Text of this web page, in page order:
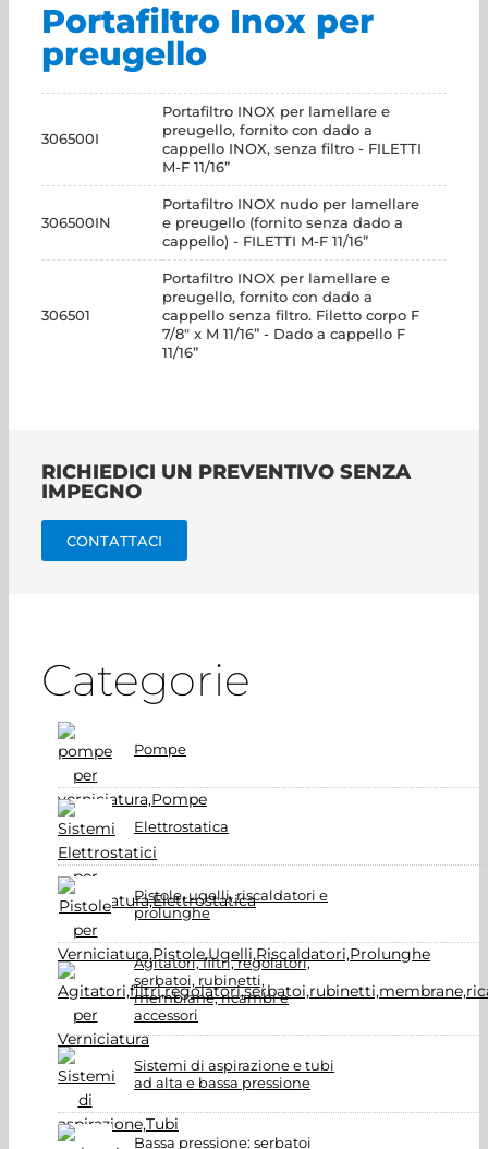
Portafiltro Inox per
preugello
306500I
Portafiltro INOX per lamellare e
preugello, fornito con dado a
cappello INOX, senza filtro - FILETTI
M-F 11/16”
306500IN
Portafiltro INOX nudo per lamellare
e preugello (fornito senza dado a
cappello) - FILETTI M-F 11/16”
306501
Portafiltro INOX per lamellare e
preugello, fornito con dado a
cappello senza filtro. Filetto corpo F
7/8" x M 11/16” - Dado a cappello F
11/16”
RICHIEDICI UN PREVENTIVO SENZA
IMPEGNO
CONTATTACI
Categorie
Pompe
Elettrostatica
Pistole, ugelli, riscaldatori e
prolunghe
Agitatori, filtri, regolatori,
serbatoi, rubinetti,
membrane, ricambi e
accessori
Sistemi di aspirazione e tubi
ad alta e bassa pressione
Bassa pressione: serbatoi